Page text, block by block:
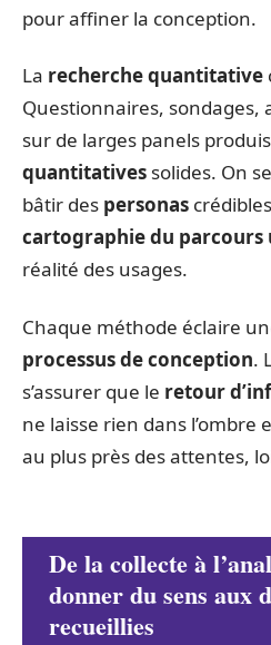
pour affiner la conception.
La recherche quantitative
Questionnaires, sondages,
sur de larges panels
quantitatives solides. On
bâtir des personas
cartographie du
réalité des usages.
Chaque méthode éclaire
processus de conception.
s’assurer que le retour
ne laisse rien dans l’ombre
au plus près des attentes,
De la collecte à
donner du sens aux
recueillies